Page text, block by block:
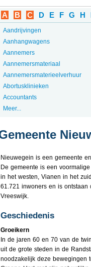
A B C D E F G H
Aandrijvingen
Aanhangwagens
Aannemers
Aannemersmateriaal
Aannemersmaterieelverhuur
Abortusklinieken
Accountants
Meer...
Nieuwegein is een gemeente
De gemeente is een
in het westen, Vianen in het
61.721 inwoners en is
Vreeswijk.
Geschiedenis
Groeikern
In de jaren 60 en 70 van de
uit de grote steden in de
noodzakelijk deze bewegingen